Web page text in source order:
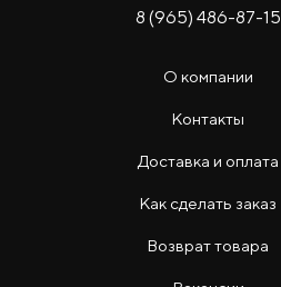
8 (965) 486-87-15
О компании
Контакты
Доставка и оплата
Как сделать заказ
Возврат товара